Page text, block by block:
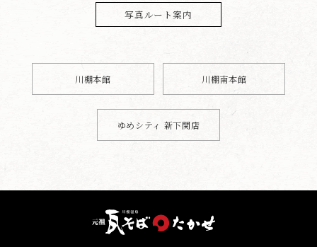
写真ルート案内
川棚本館 川棚南本館
ゆめシティ 新下関店